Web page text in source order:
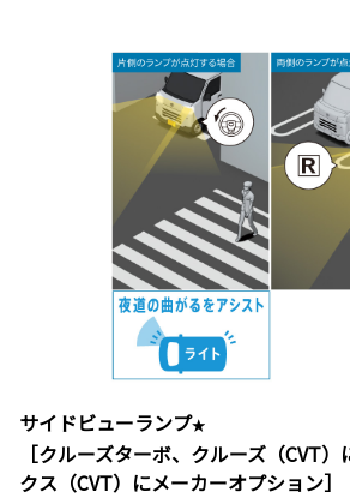
サイドビューランプ★
［クルーズターボ、クルーズ（CVT
クス（CVT）にメーカーオプション］